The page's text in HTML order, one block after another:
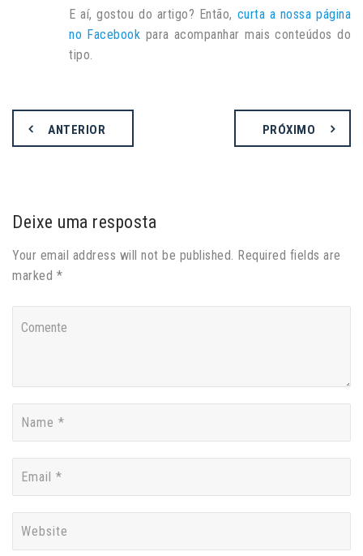
E aí, gostou do artigo? Então, curta a nossa página
no Facebook para acompanhar mais conteúdos do
tipo.
ANTERIOR PRÓXIMO
Deixe uma resposta
Your email address will not be published. Required fields are
marked *